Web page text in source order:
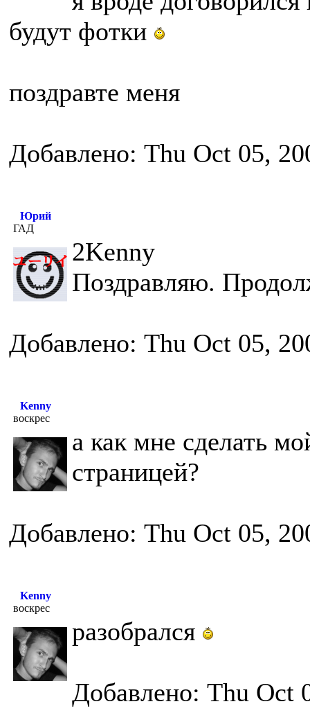
будут фотки
поздравте меня
Добавлено: Thu Oct 05,
Юрий
ГАД
2Kenny
Поздравляю.
Добавлено: Thu Oct 05,
Kenny
воскрес
а как мне сделать
страницей?
Добавлено: Thu Oct 05,
Kenny
воскрес
разобрался
Добавлено: Thu Oct